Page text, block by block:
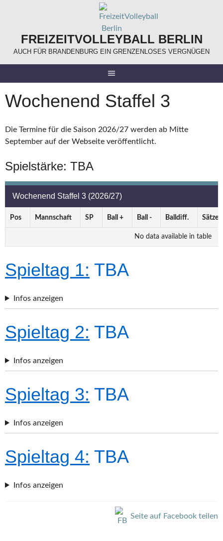
FREIZEITVOLLEYBALL BERLIN
AUCH FÜR BRANDENBURG EIN GRENZENLOSES VERGNÜGEN
Wochenend Staffel 3
Die Termine für die Saison 2026/27 werden ab Mitte
September auf der Webseite veröffentlicht.
Spielstärke: TBA
Wochenend Staffel 3 (2026/27)
Pos Mannschaft SP Ball + Ball - Balldiff. Sätze
No data available in table
Spieltag 1: TBA
Infos anzeigen
Spieltag 2: TBA
Infos anzeigen
Spieltag 3: TBA
Infos anzeigen
Spieltag 4: TBA
Infos anzeigen
Seite auf Facebook teilen